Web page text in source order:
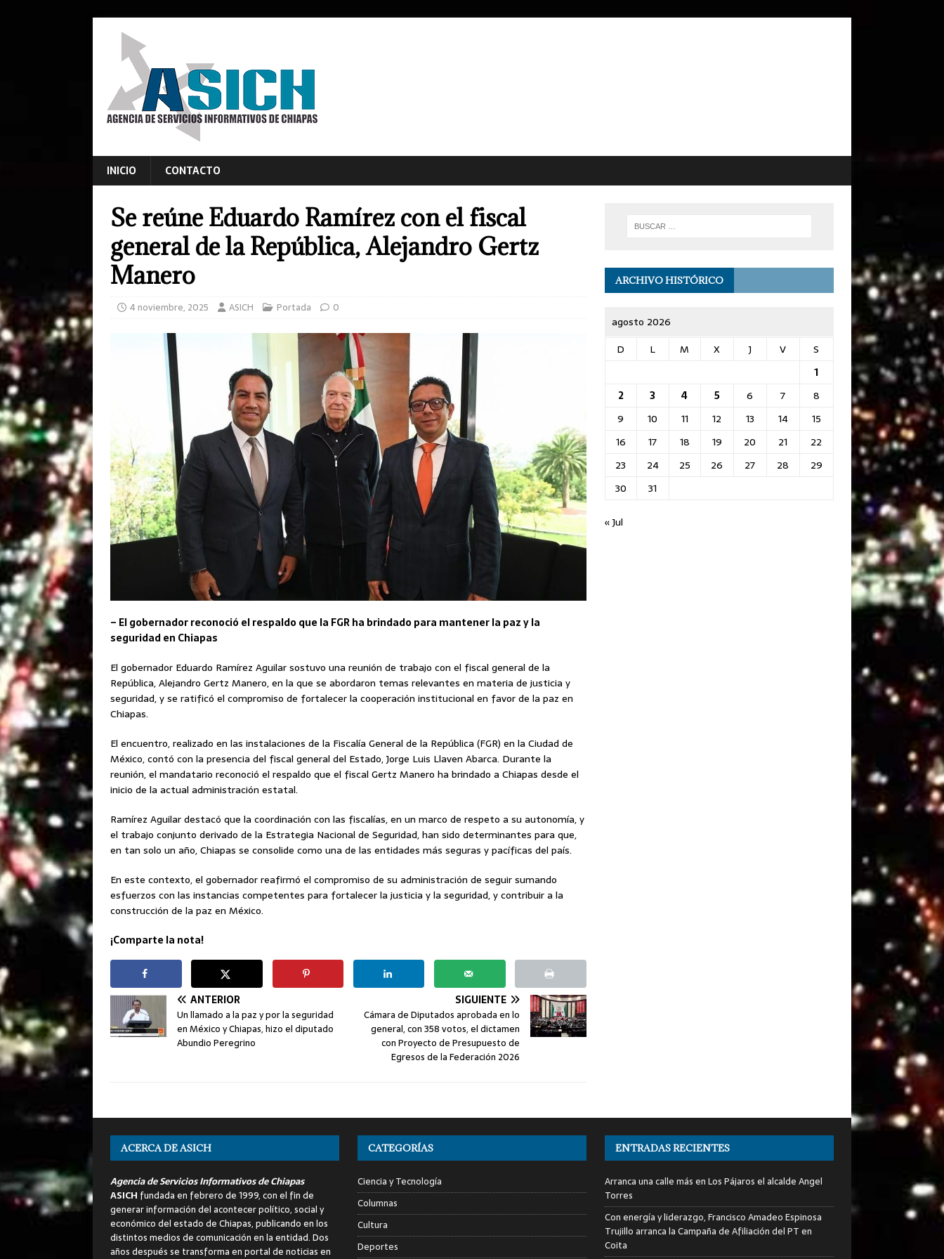
INICIO CONTACTO
Se reúne Eduardo Ramírez con el fiscal
general de la República, Alejandro Gertz
Manero
4 noviembre, 2025 ASICH Portada 0
– El gobernador reconoció el respaldo que la FGR ha brindado para mantener la paz y la
seguridad en Chiapas
El gobernador Eduardo Ramírez Aguilar sostuvo una reunión de trabajo con el fiscal general de la
República, Alejandro Gertz Manero, en la que se abordaron temas relevantes en materia de justicia y
seguridad, y se ratificó el compromiso de fortalecer la cooperación institucional en favor de la paz en
Chiapas.
El encuentro, realizado en las instalaciones de la Fiscalía General de la República (FGR) en la Ciudad de
México, contó con la presencia del fiscal general del Estado, Jorge Luis Llaven Abarca. Durante la
reunión, el mandatario reconoció el respaldo que el fiscal Gertz Manero ha brindado a Chiapas desde el
inicio de la actual administración estatal.
Ramírez Aguilar destacó que la coordinación con las fiscalías, en un marco de respeto a su autonomía, y
el trabajo conjunto derivado de la Estrategia Nacional de Seguridad, han sido determinantes para que,
en tan solo un año, Chiapas se consolide como una de las entidades más seguras y pacíficas del país.
En este contexto, el gobernador reafirmó el compromiso de su administración de seguir sumando
esfuerzos con las instancias competentes para fortalecer la justicia y la seguridad, y contribuir a la
construcción de la paz en México.
¡Comparte la nota!
ANTERIOR
Un llamado a la paz y por la seguridad
en México y Chiapas, hizo el diputado
Abundio Peregrino
SIGUIENTE
Cámara de Diputados aprobada en lo
general, con 358 votos, el dictamen
con Proyecto de Presupuesto de
Egresos de la Federación 2026
ARCHIVO HISTÓRICO
agosto 2026
D
L M X J V
S
1
2
3 4 5 6 7
8
9
10 11 12 13 14
15
16
17 18 19 20 21
22
23
24 25 26 27 28
29
30
31
« Jul
ACERCA DE ASICH
Agencia de Servicios Informativos de Chiapas
ASICH fundada en febrero de 1999, con el fin de
generar información del acontecer político, social y
económico del estado de Chiapas, publicando en los
distintos medios de comunicación en la entidad. Dos
años después se transforma en portal de noticias en
CATEGORÍAS
Ciencia y Tecnología
Columnas
Cultura
Deportes
ENTRADAS RECIENTES
Arranca una calle más en Los Pájaros el alcalde Angel
Torres
Con energía y liderazgo, Francisco Amadeo Espinosa
Trujillo arranca la Campaña de Afiliación del PT en
Coita